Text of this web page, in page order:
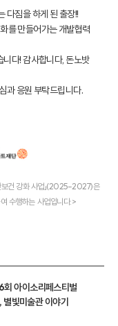
다짐을 하게 된 출장!!
를 만들어가는 개발협력
다! 감사합니다, 돈노밧
과 응원 부탁드립니다.
보건 강화 사업」(2025–2027)은
수행하는 사업입니다.>
회 아이소리페스티벌
별빛미술관 이야기